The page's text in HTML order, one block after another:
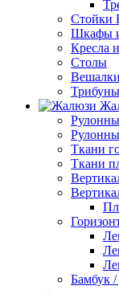
Стойки
Шкафы
Кресла
Столы
Трибуны
Ткани
Ткани
Бамбук /